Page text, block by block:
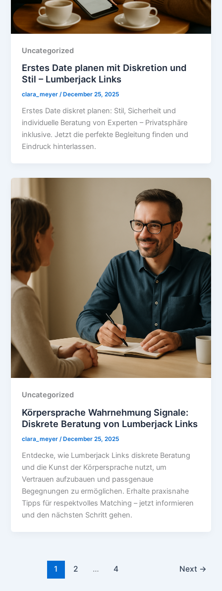
Uncategorized
Erstes Date planen mit Diskretion und
Stil – Lumberjack Links
clara_meyer/ December 25, 2025
Erstes Date diskret planen: Stil, Sicherheit und
individuelle Beratung von Experten – Privatsphäre
inklusive. Jetzt die perfekte Begleitung finden und
Eindruck hinterlassen.
Uncategorized
Körpersprache Wahrnehmung Signale:
Diskrete Beratung von Lumberjack Links
clara_meyer/December 25, 2025
Entdecke, wie Lumberjack Links diskrete Beratung
und die Kunst der Körpersprache nutzt, um
Vertrauen aufzubauen und passgenaue
Begegnungen zu ermöglichen. Erhalte praxisnahe
Tipps für respektvolles Matching – jetzt informieren
und den nächsten Schritt gehen.
1 2 … 4 Next →